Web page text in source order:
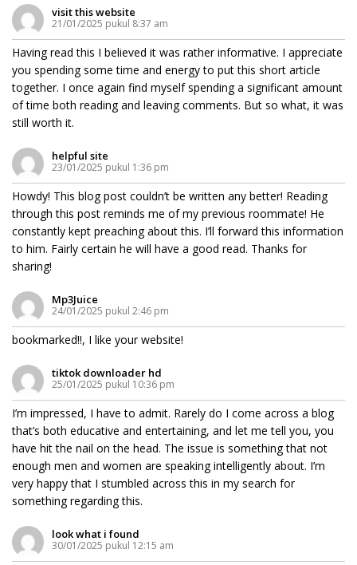
visit this website
21/01/2025 pukul 8:37 am
Having read this I believed it was rather informative. I appreciate
you spending some time and energy to put this short article
together. I once again find myself spending a significant amount
of time both reading and leaving comments. But so what, it was
still worth it.
helpful site
23/01/2025 pukul 1:36 pm
Howdy! This blog post couldn’t be written any better! Reading
through this post reminds me of my previous roommate! He
constantly kept preaching about this. I’ll forward this information
to him. Fairly certain he will have a good read. Thanks for
sharing!
Mp3Juice
24/01/2025 pukul 2:46 pm
bookmarked!!, I like your website!
tiktok downloader hd
25/01/2025 pukul 10:36 pm
I’m impressed, I have to admit. Rarely do I come across a blog
that’s both educative and entertaining, and let me tell you, you
have hit the nail on the head. The issue is something that not
enough men and women are speaking intelligently about. I’m
very happy that I stumbled across this in my search for
something regarding this.
look what i found
30/01/2025 pukul 12:15 am